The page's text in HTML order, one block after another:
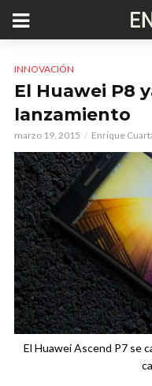
INNOVACIÓN
El Huawei P8
lanzamiento
marzo 19, 2015 Enrique
El Huawei Ascend P7 se